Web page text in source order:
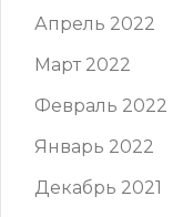
Апрель 2022
Март 2022
Февраль 2022
Январь 2022
Декабрь 2021